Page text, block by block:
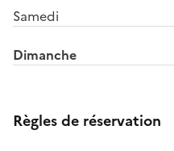
Samedi
Dimanche
Règles de réservation